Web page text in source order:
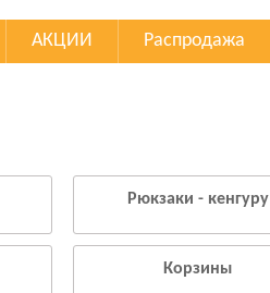
АКЦИИ Распродажа
Рюкзаки - кенгуру
Корзины